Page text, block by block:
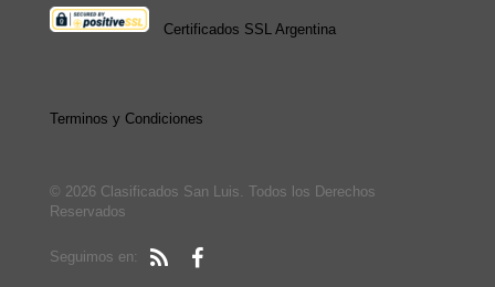
Certificados SSL Argentina
Terminos y Condiciones
© 2026 Clasificados San Luis. Todos los Derechos
Reservados
Seguimos en: